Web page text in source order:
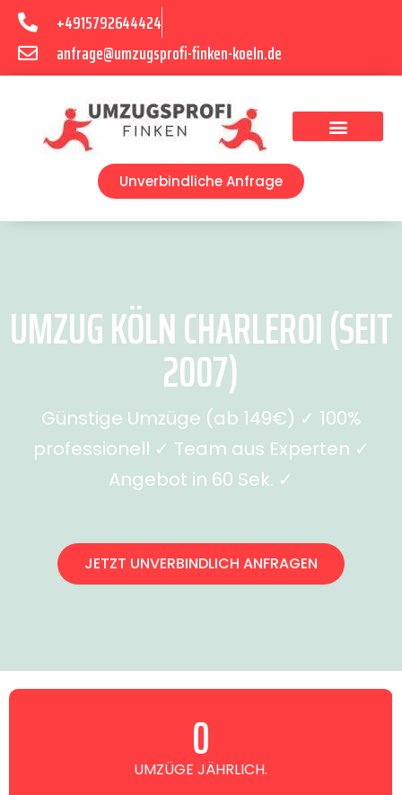
+4915792644424
anfrage@umzugsprofi-finken-koeln.de
Unverbindliche Anfrage
UMZUG KÖLN CHARLEROI (SEIT
2007)
Günstige Umzüge (ab 149€) ✓ 100%
professionell ✓ Team aus Experten ✓
Angebot in 60 Sek. ✓
JETZT UNVERBINDLICH ANFRAGEN
UMZÜGE JÄHRLICH.
0